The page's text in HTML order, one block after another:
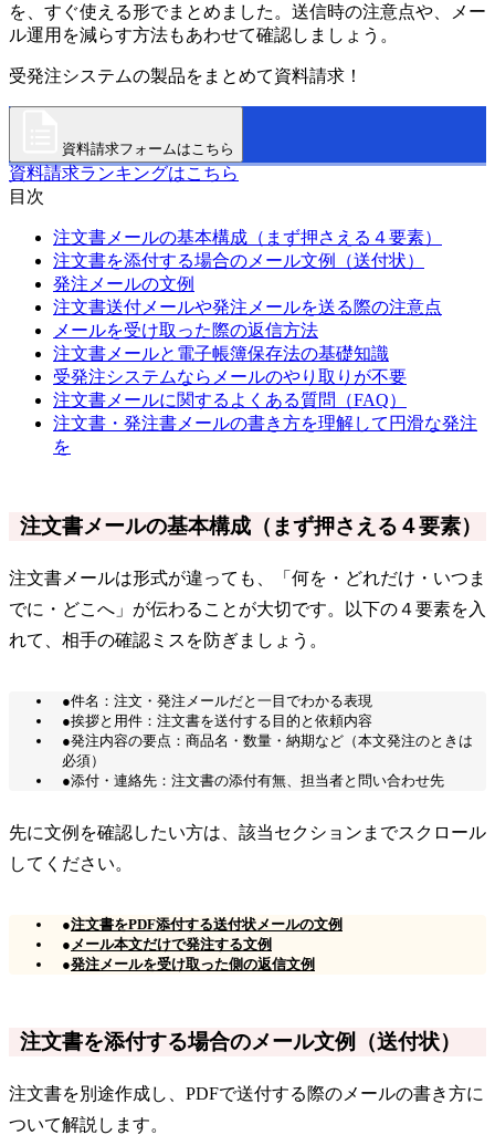
を、すぐ使える形でまとめました。送信時の注意点や、メー
ル運用を減らす方法もあわせて確認しましょう。
受発注システムの製品をまとめて資料請求！
資料請求フォームはこちら
資料請求ランキングはこちら
目次
注文書メールの基本構成（まず押さえる４要素）
注文書を添付する場合のメール文例（送付状）
発注メールの文例
注文書送付メールや発注メールを送る際の注意点
メールを受け取った際の返信方法
注文書メールと電子帳簿保存法の基礎知識
受発注システムならメールのやり取りが不要
注文書メールに関するよくある質問（FAQ）
注文書・発注書メールの書き方を理解して円滑な発注
を
注文書メールの基本構成（まず押さえる４要素）
注文書メールは形式が違っても、「何を・どれだけ・いつま
でに・どこへ」が伝わることが大切です。以下の４要素を入
れて、相手の確認ミスを防ぎましょう。
●件名：注文・発注メールだと一目でわかる表現
●挨拶と用件：注文書を送付する目的と依頼内容
●発注内容の要点：商品名・数量・納期など（本文発注のときは
必須）
●添付・連絡先：注文書の添付有無、担当者と問い合わせ先
先に文例を確認したい方は、該当セクションまでスクロール
してください。
●注文書をPDF添付する送付状メールの文例
● メール本文だけで発注する文例
●発注メールを受け取った側の返信文例
注文書を添付する場合のメール文例（送付状）
注文書を別途作成し、PDFで送付する際のメールの書き方に
ついて解説します。